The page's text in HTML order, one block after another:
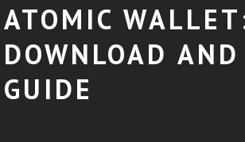
ATOMIC
DOWNLOAD
GUIDE